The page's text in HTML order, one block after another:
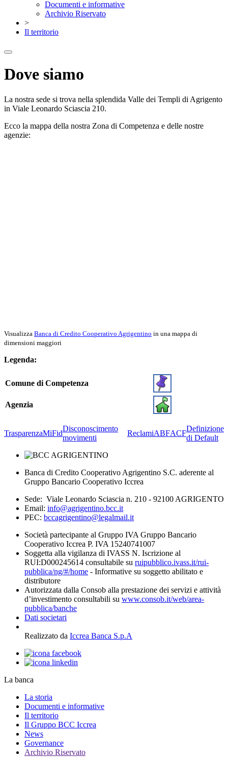
Documenti e informative
Archivio Riservato
>
Il territorio
Dove siamo
La nostra sede si trova nella splendida Valle dei Templi di Agrigento
in Viale Leonardo Sciascia 210.
Ecco la mappa della nostra Zona di Competenza e delle nostre
agenzie:
Visualizza Banca di Credito Cooperativo Agrigentino in una mappa di
dimensioni maggiori
Legenda:
Comune di Competenza
Agenzia
TrasparenzaMiFid
Disconoscimento
movimenti
ReclamiABFACF
Definizione
di Default
Banca di Credito Cooperativo Agrigentino S.C. aderente al
Gruppo Bancario Cooperativo Iccrea
Sede: Viale Leonardo Sciascia n. 210 - 92100 AGRIGENTO
Email: info@agrigentino.bcc.it
PEC: bccagrigentino@legalmail.it
Società partecipante al Gruppo IVA Gruppo Bancario
Cooperativo Iccrea P. IVA 15240741007
Soggetta alla vigilanza di IVASS N. Iscrizione al
RUI:D000245614 consultabile su ruipubblico.ivass.it/rui-
pubblica/ng/#/home - Informative su soggetto abilitato e
distributore
Autorizzata dalla Consob alla prestazione dei servizi e attività
d’investimento consultabili su www.consob.it/web/area-
pubblica/banche
Dati societari
Realizzato da Iccrea Banca S.p.A
La banca
La storia
Documenti e informative
Il territorio
Il Gruppo BCC Iccrea
News
Governance
Archivio Riservato